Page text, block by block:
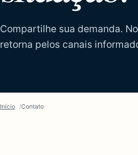
Compartilhe sua demanda.
retorna pelos canais
Início Contato